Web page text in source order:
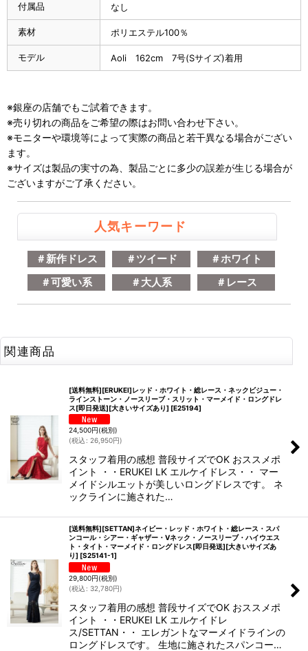
付属品 なし
素材 ポリエステル100％
モデル Aoli 162cm 7号(Sサイズ)着用
※銀座の店舗でもご試着できます。
※売り切れの商品をご希望の際はお問い合わせ下さい。
※モニターや環境等によって実際の商品と若干異なる場合がござい
ます。
※サイズは製品の実寸の為、製品ごとに多少の誤差が生じる場合が
ございますがご了承ください。
人気キーワード
＃新作ドレス ＃ツイード
＃ホワイト
＃可愛い系
＃大人系 ＃レース
関連商品
[送料無料][ERUKEI]レッド・ホワイト・総レース・ネックビジュー・
ラインストーン・ノースリーブ・スリット・マーメイド・ロングドレ
ス[即日発送][大きいサイズあり] [E25194]
24,500円(税別)
(税込 : 26,950円)
スタッフ着用の感想 普段サイズでOK おススメポ
イント ・・ERUKEI LK エルケイドレス・・ マー
メイドシルエットが美しいロングドレスです。 ネ
ックラインに施された…
[送料無料][SETTAN]ネイビー・レッド・ホワイト・総レース・スパ
ンコール・シアー・ギャザー・Vネック・ノースリーブ・ハイウエス
ト・タイト・マーメイド・ロングドレス[即日発送][大きいサイズあ
り] [S25141-1]
29,800円(税別)
(税込 : 32,780円)
スタッフ着用の感想 普段サイズでOK おススメポ
イント ・・ERUKEI LK エルケイドレ
ス/SETTAN・・ エレガントなマーメイドラインの
ロングドレスです。 生地に施されたスパンコー…